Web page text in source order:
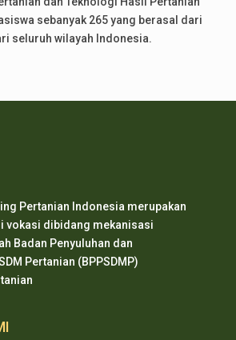
sebanyak 265 yang berasal dari
seluruh wilayah Indonesia.
Pertanian Indonesia merupakan
vokasi dibidang mekanisasi
Badan Penyuluhan dan
Pertanian (BPPSDMP)